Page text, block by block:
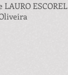
ESCOREL